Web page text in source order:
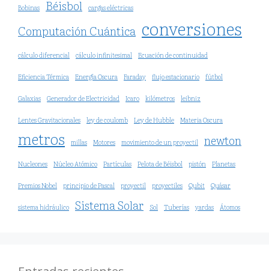
Bobinas Béisbol cargas eléctricas
Computación Cuántica conversiones
cálculo diferencial cálculo infinitesimal Ecuación de continuidad
Eficiencia Térmica Energía Oscura Faraday flujo estacionario fútbol
Galaxias Generador de Electricidad Icaro kilómetros leibniz
Lentes Gravitacionales ley de coulomb Ley de Hubble Materia Oscura
metros millas Motores movimiento de un proyectil newton
Nucleones Núcleo Atómico Partículas Pelota de Béisbol pistón Planetas
Premios Nobel principio de Pascal proyectil proyectiles Qubit Quásar
sistema hidráulico Sistema Solar Sol Tuberías yardas Átomos